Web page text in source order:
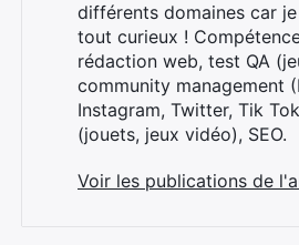
différents domaines car
tout curieux !
rédaction web, test QA
community management
Instagram, Twitter, Tik
(jouets, jeux vidéo), SEO.
Voir les publications de